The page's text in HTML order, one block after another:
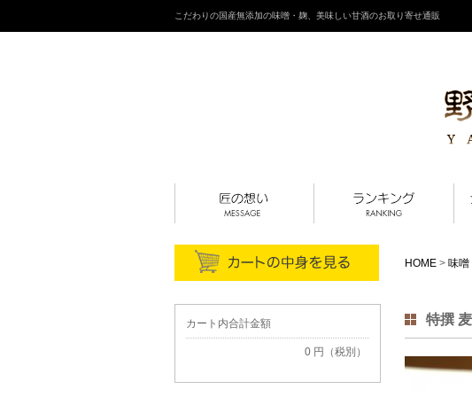
こだわりの国産無添加の味噌・麹、美味しい甘酒のお取り寄せ通販
HOME > 味噌
特撰
カート内合計金額
0 円（税別）